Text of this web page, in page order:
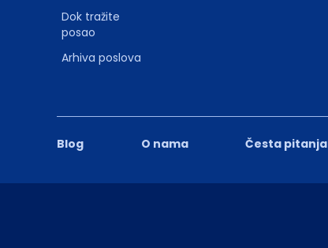
Blog O nama Česta pitanja
Dok tražite
posao
Arhiva poslova